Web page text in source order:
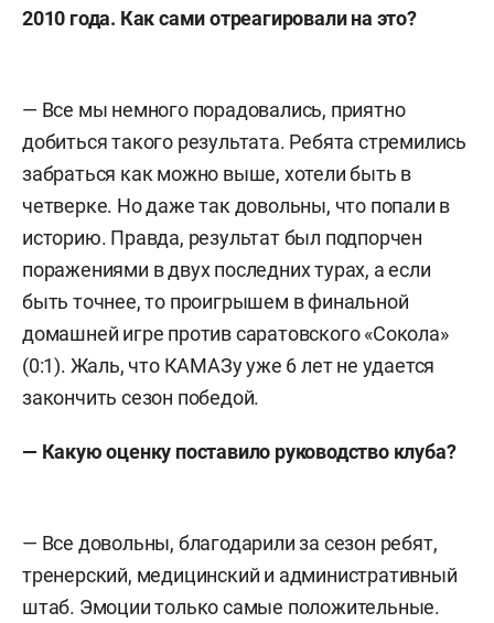
2010 года. Как сами отреагировали на это?
— Все мы немного порадовались, приятно
добиться такого результата. Ребята стремились
забраться как можно выше, хотели быть в
четверке. Но даже так довольны, что попали в
историю. Правда, результат был подпорчен
поражениями в двух последних турах, а если
быть точнее, то проигрышем в финальной
домашней игре против саратовского «Сокола»
(0:1). Жаль, что КАМАЗу уже 6 лет не удается
закончить сезон победой.
— Какую оценку поставило руководство клуба?
— Все довольны, благодарили за сезон ребят,
тренерский, медицинский и административный
штаб. Эмоции только самые положительные.